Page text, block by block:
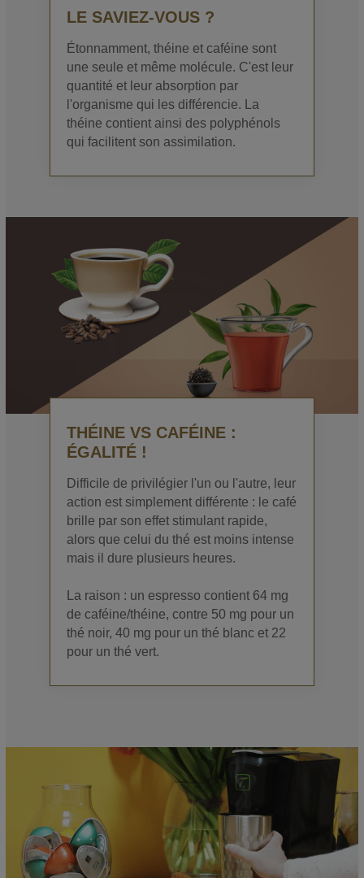
LE SAVIEZ-VOUS ?
Étonnamment, théine et caféine sont
une seule et même molécule. C'est leur
quantité et leur absorption par
l'organisme qui les différencie. La
théine contient ainsi des polyphénols
qui facilitent son assimilation.
THÉINE VS CAFÉINE :
ÉGALITÉ !
Difficile de privilégier l'un ou l'autre, leur
action est simplement différente : le café
brille par son effet stimulant rapide,
alors que celui du thé est moins intense
mais il dure plusieurs heures.
La raison : un espresso contient 64 mg
de caféine/théine, contre 50 mg pour un
thé noir, 40 mg pour un thé blanc et 22
pour un thé vert.